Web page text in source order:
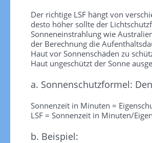
Der richtige LSF hängt von
desto höher sollte der
Sonneneinstrahlung wie
der Berechnung die
Haut vor Sonnenschäden zu
Haut ungeschützt der Sonne
a. Sonnenschutzformel:
Sonnenzeit in Minuten =
LSF = Sonnenzeit in Minuten/
b. Beispiel: